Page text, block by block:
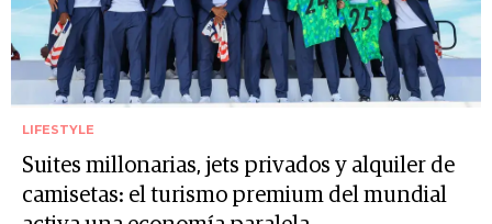
LIFESTYLE
Suites millonarias, jets privados y alquiler de
camisetas: el turismo premium del mundial